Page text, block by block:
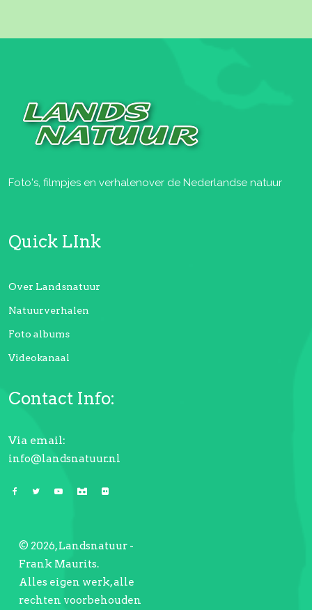
Foto's, filmpjes en verhalenover de Nederlandse natuur
Quick LInk
Over Landsnatuur
Natuurverhalen
Foto albums
Videokanaal
Contact Info:
Via email:
info@landsnatuur.nl
© 2026, Landsnatuur -
Frank Maurits.
Alles eigen werk, alle
rechten voorbehouden